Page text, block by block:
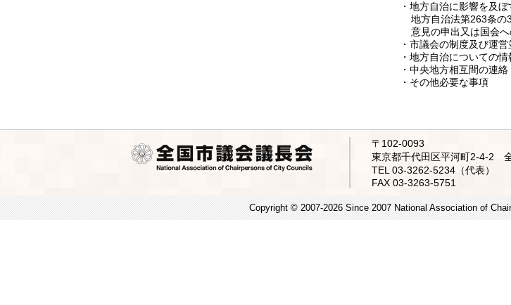
・地方自治に影響を及
地方自治法第263条の
意見の申出又は国会へ
・市議会の制度及び運
・地方自治についての
・中央地方相互間の連絡
・その他必要な事項
〒102-0093
東京都千代田区平河町2-4-2
TEL 03-3262-5234（代表）
FAX 03-3263-5751
Copyright © 2007-2026 Since 2007 National Association of